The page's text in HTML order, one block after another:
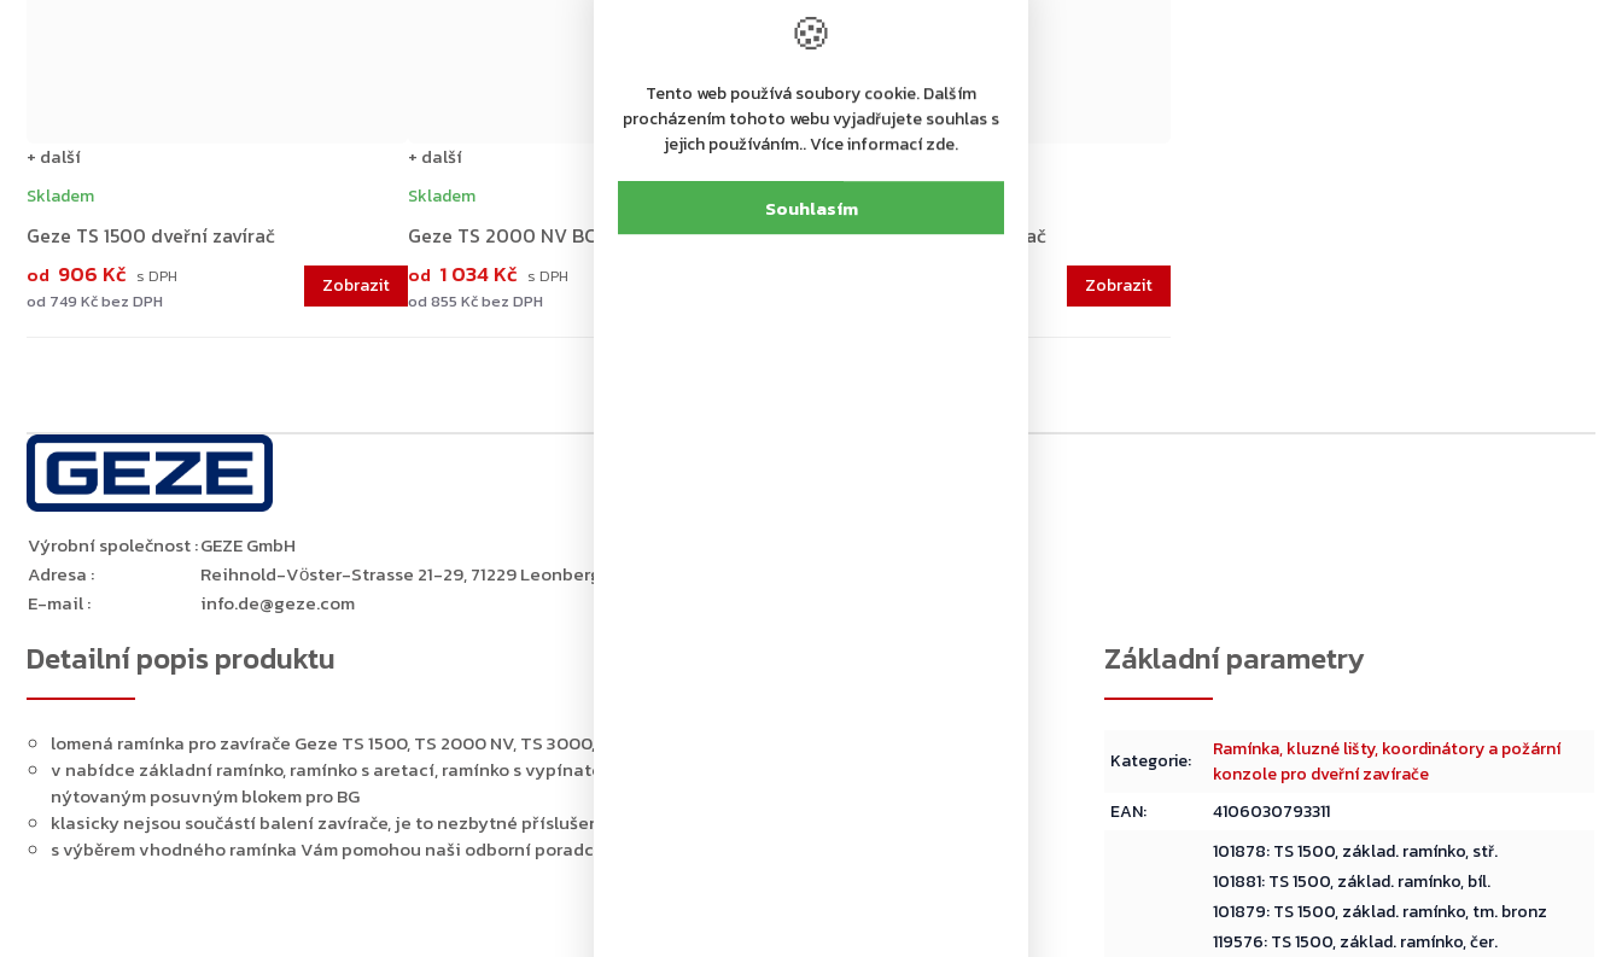
🍪
Tento web používá soubory cookie. Dalším
procházením tohoto webu vyjadřujete souhlas s
jejich používáním.. Více informací zde.
Souhlasím
Geze TS 1500 dveřní zavírač
Skladem
od 749 Kč bez DPH
od 906 Kč
+ další
Geze TS 2000 NV BC dveřní zavírač
Skladem
od 855 Kč bez DPH
od 1 034 Kč
+ další
Geze TS 4000 dveřní zavírač
+ další
Detailní popis produktu
lomená ramínka pro zavírače Geze TS 1500, TS 2000 NV, TS 3000, TS 4000, TS 5000 L.
v nabídce základní ramínko, ramínko s aretací, ramínko s vypínatelnou aretací a prodloužené ramínko, ramínko s
nýtovaným posuvným blokem pro BG
klasicky nejsou součástí balení zavírače, je to nezbytné příslušenství pro správné fungování dveřního zavírače
s výběrem vhodného ramínka Vám pomohou naši odborní poradci
Kategorie:
Ramínka, kluzné lišty, koordinátory a požární
konzole pro dveřní zavírače
EAN: 4106030793311
101878: TS 1500, základ. ramínko, stř.
101881: TS 1500, základ. ramínko, bíl.
101879: TS 1500, základ. ramínko, tm. bronz
119576: TS 1500, základ. ramínko, čer.
Výrobní společnost:GEZE GmbH
Adresa :
Reihnold-Vӧster-Strasse 21-29, 71229 Leonberg +49 7152 203 0, Germany
E-mail: info.de@geze.com
Přejít do košíku